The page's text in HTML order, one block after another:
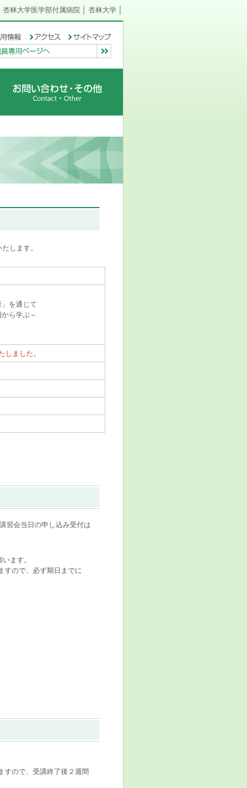
杏林大学医学部付属病院 杏林大学
します。
を通じて
ら学ぶ～
しました。
習会当日の申し込み受付は
ます。
すので、必ず期日までに
すので、受講終了後２週間